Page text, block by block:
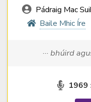
Pádraig Mac
Baile Mhic Íre
··· bhúird
1969 :